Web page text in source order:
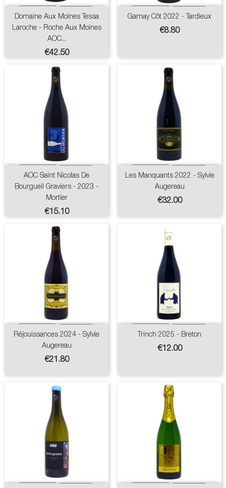
Domaine Aux Moines Tessa
Laroche - Roche Aux Moines
AOC...
Price
€42.50
Gamay Côt 2022 - Tardieux
Price
€8.80
AOC Saint Nicolas De
Bourgueil Graviers - 2023 -
Mortier
Price
€15.10
Les Manquants 2022 - Sylvie
Augereau
Price
€32.00
Réjouissances 2024 - Sylvie
Augereau
Price
€21.80
Trinch 2025 - Breton
Price
€12.00